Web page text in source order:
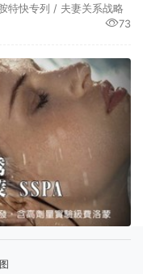
快专列 / 夫妻关系战略
73